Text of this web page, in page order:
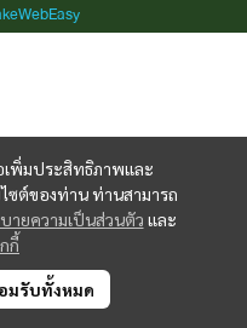
เพิ่มประสิทธิภาพและ
ซต์ของท่าน ท่านสามารถ
ายความเป็นส่วนตัว และ
กี้
มรับทั้งหมด